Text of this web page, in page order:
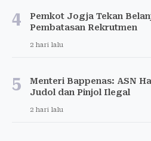
4
Pemkot Jogja Tekan
Pembatasan Rekrutmen
2 hari lalu
5
Menteri Bappenas: ASN
Judol dan Pinjol Ilegal
2 hari lalu